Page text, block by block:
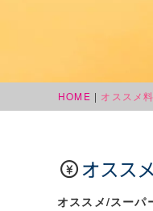
HOME | オススメ
オスス
オススメ/スーパ